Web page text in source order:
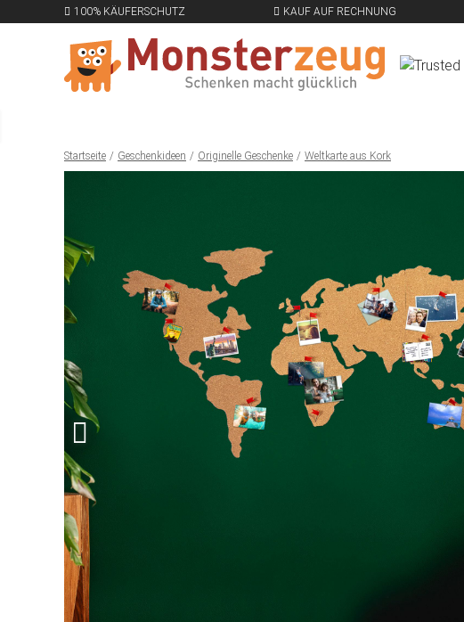
100% KÄUFERSCHUTZ KAUF AUF RECHNUNG
Startseite Geschenkideen Originelle Geschenke Weltkarte aus Kork